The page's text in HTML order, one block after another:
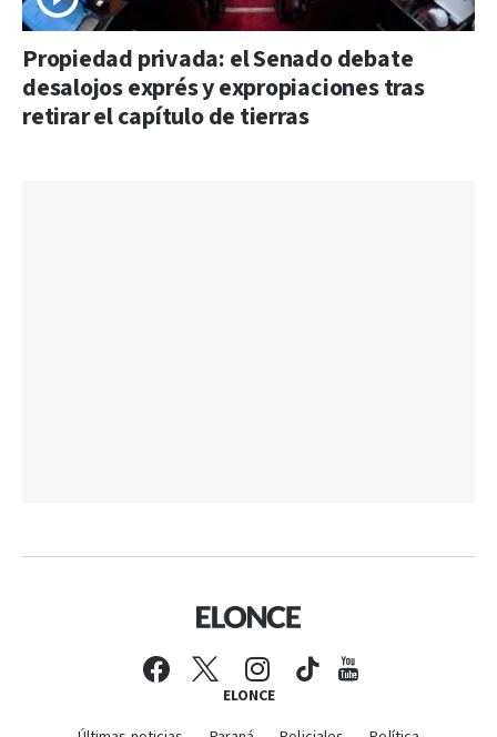
Propiedad privada: el Senado debate
desalojos exprés y expropiaciones tras
retirar el capítulo de tierras
ELONCE